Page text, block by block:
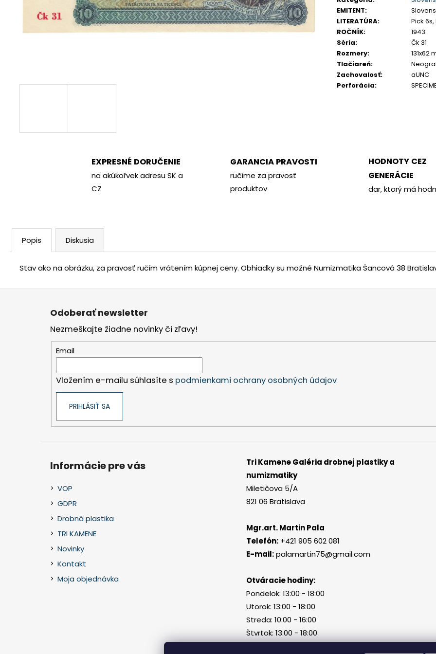
EMITENT:
LITERATÚRA:
Pick
ROČNÍK:
1943
Séria:
Čk 31
Rozmery:
131x62
Tlačiareň:
Zachovalosť:
aUNC
Perforácia:
EXPRESNÉ DORUČENIE
na akúkoľvek adresu SK a
CZ
GARANCIA PRAVOSTI
ručíme za pravosť
produktov
HODNOTY CEZ
GENERÁCIE
dar, ktorý má
Popis Diskusia
Stav ako na obrázku, za pravosť ručím vrátením kúpnej ceny. Obhiadky su možné Numizmatika Šancová 38
€350
Z
Odoberať newsletter
Nezmeškajte žiadne novinky či zľavy!
Email
Vložením e-mailu súhlasíte s podmienkami ochrany osobných údajov
PRIHLÁSIŤ SA
Informácie pre vás
VOP
GDPR
Drobná plastika
TRI KAMENE
Novinky
Kontakt
Moja objednávka
Tri Kamene Galéria drobnej plastiky a
numizmatiky
Miletičova 5/A
821 06 Bratislava
Mgr.art. Martin Pala
Telefón: +421 905 602 081
E-mail: palamartin75@gmail.com
Otváracie hodiny:
Pondelok: 13:00 - 18:00
Utorok: 13:00 - 18:00
Streda: 10:00 - 16:00
Štvrtok: 13:00 - 18:00